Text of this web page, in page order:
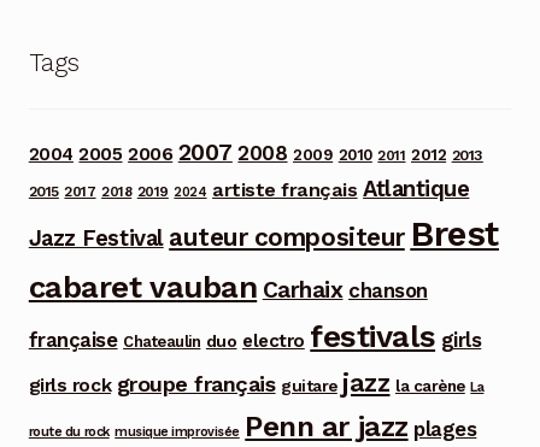
Tags
2004 2005 2006 2007 2008 2009 2010 2011 2012 2013
2015 2017 2018 2019 2024 artiste français Atlantique
Jazz Festival auteur compositeur Brest
cabaret vauban Carhaix chanson
française Chateaulin duo electro festivals girls
girls rock groupe français guitare jazz la carène La
route du rock musique improvisée Penn ar jazz plages